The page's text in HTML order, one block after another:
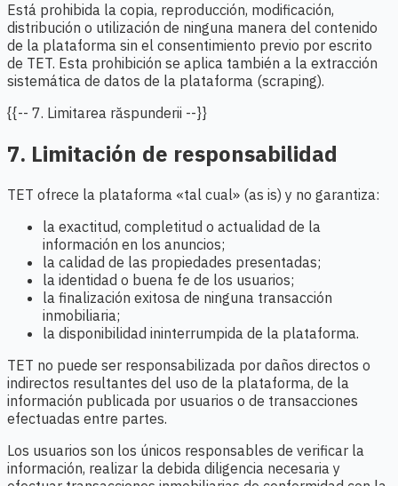
Está prohibida la copia, reproducción, modificación,
distribución o utilización de ninguna manera del contenido
de la plataforma sin el consentimiento previo por escrito
de TET. Esta prohibición se aplica también a la extracción
sistemática de datos de la plataforma (scraping).
{{-- 7. Limitarea răspunderii --}}
7. Limitación de responsabilidad
TET ofrece la plataforma «tal cual» (as is) y no garantiza:
la exactitud, completitud o actualidad de la
información en los anuncios;
la calidad de las propiedades presentadas;
la identidad o buena fe de los usuarios;
la finalización exitosa de ninguna transacción
inmobiliaria;
la disponibilidad ininterrumpida de la plataforma.
TET no puede ser responsabilizada por daños directos o
indirectos resultantes del uso de la plataforma, de la
información publicada por usuarios o de transacciones
efectuadas entre partes.
Los usuarios son los únicos responsables de verificar la
información, realizar la debida diligencia necesaria y